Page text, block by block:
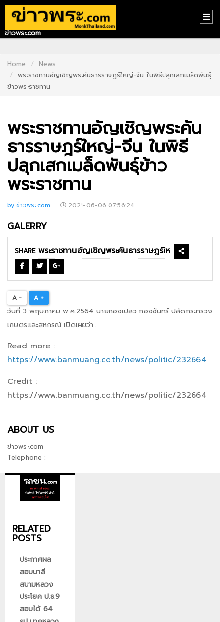
HOME
CONTACT
US
RECOMMEND
NEWS
LOGIN
REGISTER
ข่าวพระ.com
Home
News
พระราชทานอัญเชิญพระคันธารราษฎร์ใหญ่-จีน ในพิธีปลุกเสกเมล็ดพันธุ์
ข้าวพระราชทาน
พระราชทานอัญเชิญพระคัน
ธารราษฎร์ใหญ่-จีน ในพิธี
ปลุกเสกเมล็ดพันธุ์ข้าว
พระราชทาน
by ข่าวพระ.com 2021-06-06 07:56:24
GALERRY
SHARE
A - A +
วันที่ 3 พฤษภาคม พ.ศ.2564 นายทองเปลว กองจันทร์ ปลัดกระทรวง
เกษตรและสหกรณ์ เปิดเผยว่า...
Read more :
https://www.banmuang.co.th/news/politic/232664
Credit :
https://www.banmuang.co.th/news/politic/232664
ABOUT US
ข่าวพระ.com
Telephone :
RELATED
POSTS
ประกาศผล
สอบบาลี
สนามหลวง
ประโยค ป.ธ.9
สอบได้ 64